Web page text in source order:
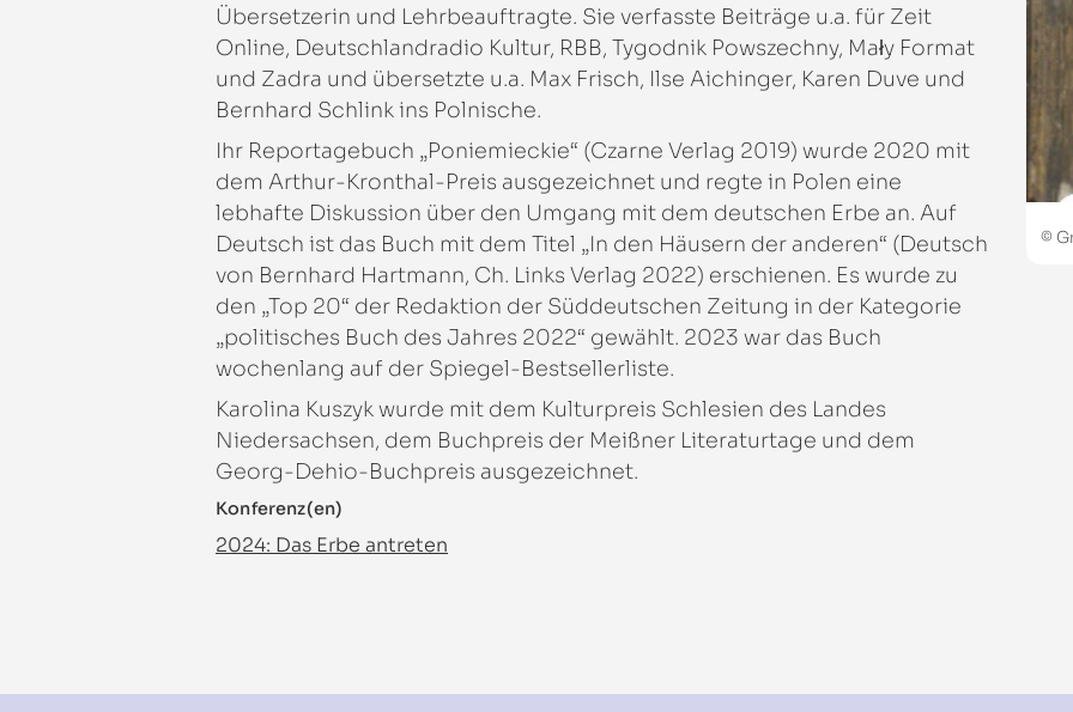
©
Übersetzerin und Lehrbeauftragte. Sie verfasste Beiträge u.a. für Zeit
Online, Deutschlandradio Kultur, RBB, Tygodnik Powszechny, Mały Format
und Zadra und übersetzte u.a. Max Frisch, Ilse Aichinger, Karen Duve und
Bernhard Schlink ins Polnische.
Ihr Reportagebuch „Poniemieckie“ (Czarne Verlag 2019) wurde 2020 mit
dem Arthur-Kronthal-Preis ausgezeichnet und regte in Polen eine
lebhafte Diskussion über den Umgang mit dem deutschen Erbe an. Auf
Deutsch ist das Buch mit dem Titel „In den Häusern der anderen“ (Deutsch
von Bernhard Hartmann, Ch. Links Verlag 2022) erschienen. Es wurde zu
den „Top 20“ der Redaktion der Süddeutschen Zeitung in der Kategorie
„politisches Buch des Jahres 2022“ gewählt. 2023 war das Buch
wochenlang auf der Spiegel-Bestsellerliste.
Karolina Kuszyk wurde mit dem Kulturpreis Schlesien des Landes
Niedersachsen, dem Buchpreis der Meißner Literaturtage und dem
Georg-Dehio-Buchpreis ausgezeichnet.
Konferenz(en)
2024: Das Erbe antreten